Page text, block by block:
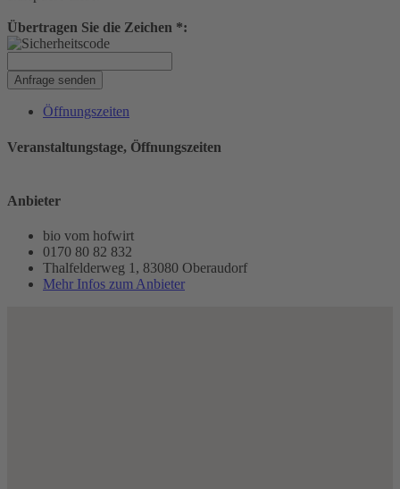
Übertragen Sie die Zeichen *:
Anfrage senden
Öffnungszeiten
Veranstaltungstage, Öffnungszeiten
Anbieter
bio vom hofwirt
0170 80 82 832
Thalfelderweg 1, 83080 Oberaudorf
Mehr Infos zum Anbieter